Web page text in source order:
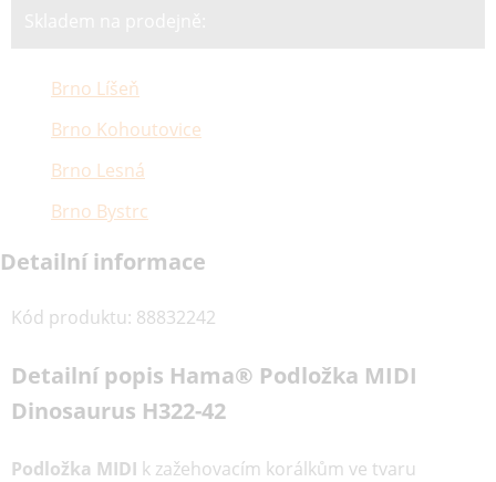
Brno Líšeň
Brno Kohoutovice
Brno Lesná
Brno Bystrc
Detailní informace
Kód produktu: 88832242
Detailní popis Hama® Podložka MIDI
Dinosaurus H322-42
Podložka MIDI k zažehovacím korálkům ve tvaru